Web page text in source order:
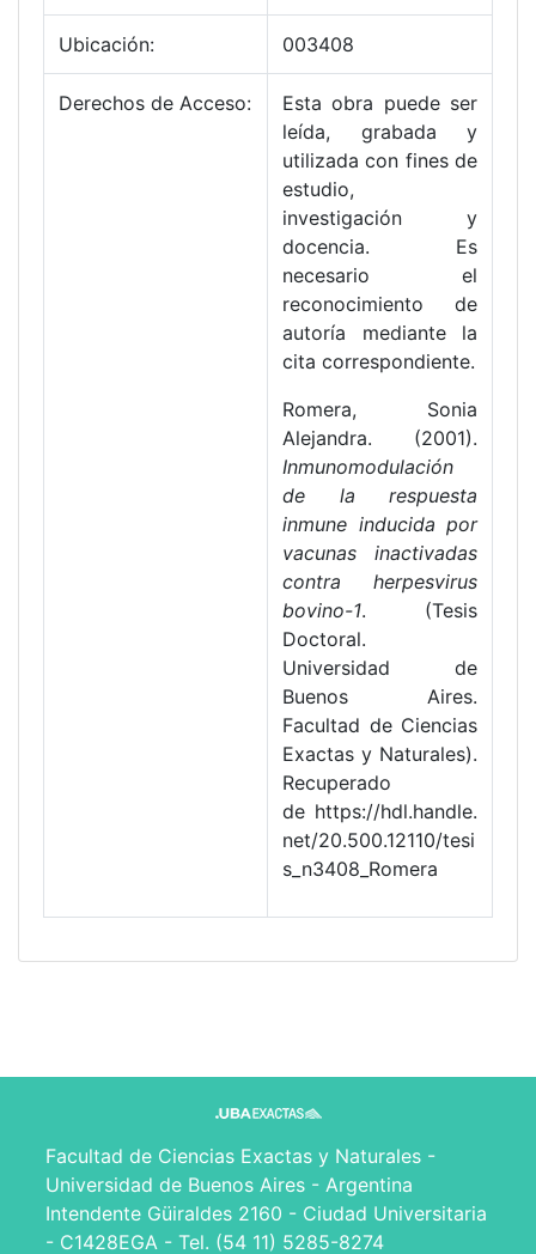
Ubicación: 003408
Derechos de Acceso:
Esta obra puede ser
leída, grabada y
utilizada con fines de
estudio,
investigación y
docencia. Es
necesario el
reconocimiento de
autoría mediante la
cita correspondiente.
Romera, Sonia
Alejandra. (2001).
Inmunomodulación
de la respuesta
inmune inducida por
vacunas inactivadas
contra herpesvirus
bovino-1. (Tesis
Doctoral.
Universidad de
Buenos Aires.
Facultad de Ciencias
Exactas y Naturales).
Recuperado
de https://hdl.handle.
net/20.500.12110/tesi
s_n3408_Romera
Facultad de Ciencias Exactas y Naturales -
Universidad de Buenos Aires - Argentina
Intendente Güiraldes 2160 - Ciudad Universitaria
- C1428EGA - Tel. (54 11) 5285-8274